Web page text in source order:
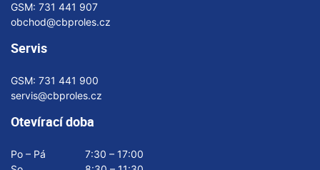
GSM: 731 441 907
obchod@cbproles.cz
Servis
GSM: 731 441 900
servis@cbproles.cz
Otevírací doba
Po – Pá
7:30 – 17:00